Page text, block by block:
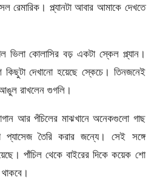
রেমারিক। প্ল্যানটা আবার আমাকে দেখতে
ভিলা কোলাসির বড় একটা স্কেল প্ল্যান।
দেখানো হয়েছে স্কেচে। তিনজনেই
রাখলেন গুগলি।
আর পঁচিলের মাঝখানে অনেকগুলো গাছ
প্যাসেজ তৈরি করার জন্যে। সেই সঙ্গে
পাঁচিল থেকে বাইরের দিকে কয়েক শো